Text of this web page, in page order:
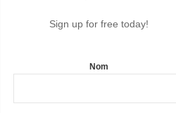
Sign up for free today!
Nom